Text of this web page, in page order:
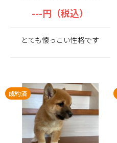
---円（税込）
とても懐っこい性格です
成約済